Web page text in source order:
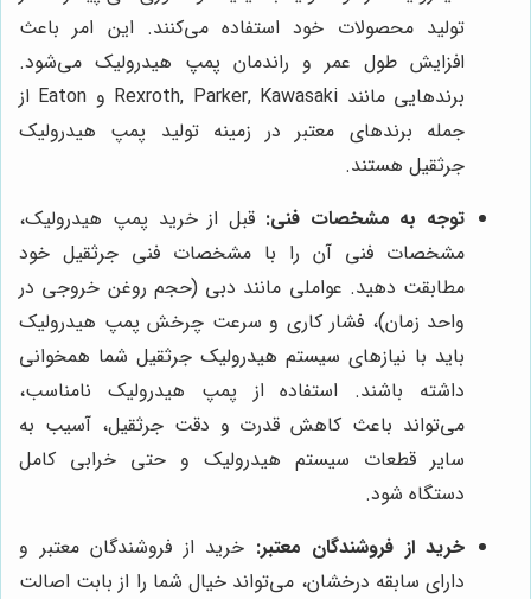
تولید محصولات خود استفاده می‌کنند. این امر باعث
افزایش طول عمر و راندمان پمپ هیدرولیک می‌شود.
برندهایی مانند Rexroth, Parker, Kawasaki و Eaton از
جمله برندهای معتبر در زمینه تولید پمپ هیدرولیک
جرثقیل هستند.
توجه به مشخصات فنی: قبل از خرید پمپ هیدرولیک،
مشخصات فنی آن را با مشخصات فنی جرثقیل خود
مطابقت دهید. عواملی مانند دبی (حجم روغن خروجی در
واحد زمان)، فشار کاری و سرعت چرخش پمپ هیدرولیک
باید با نیازهای سیستم هیدرولیک جرثقیل شما همخوانی
داشته باشند. استفاده از پمپ هیدرولیک نامناسب،
می‌تواند باعث کاهش قدرت و دقت جرثقیل، آسیب به
سایر قطعات سیستم هیدرولیک و حتی خرابی کامل
دستگاه شود.
خرید از فروشندگان معتبر: خرید از فروشندگان معتبر و
دارای سابقه درخشان، می‌تواند خیال شما را از بابت اصالت